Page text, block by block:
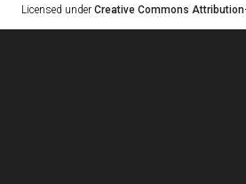
Licensed under Creative Commons